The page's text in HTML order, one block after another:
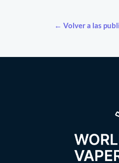
← Volver a las